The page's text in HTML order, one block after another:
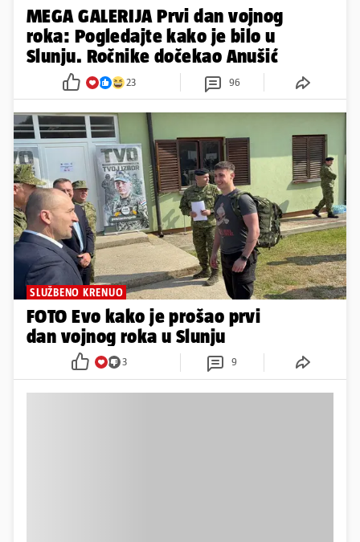
MEGA GALERIJA Prvi dan vojnog
roka: Pogledajte kako je bilo u
Slunju. Ročnike dočekao Anušić
23 96
SLUŽBENO KRENUO
FOTO Evo kako je prošao prvi
dan vojnog roka u Slunju
3 9